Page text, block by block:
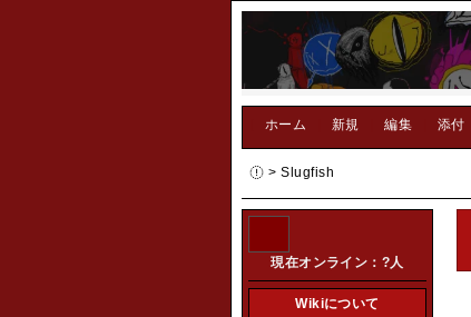
ホーム 新規 編集 添付
> Slugfish
現在オンライン： ? 人
Wikiについて